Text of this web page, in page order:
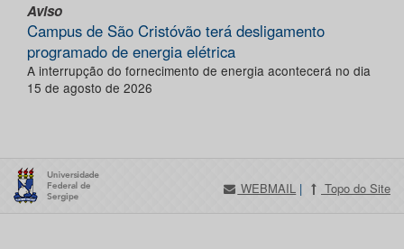
Aviso
Campus de São Cristóvão terá desligamento
programado de energia elétrica
A interrupção do fornecimento de energia acontecerá no dia
15 de agosto de 2026
WEBMAIL | Topo do Site